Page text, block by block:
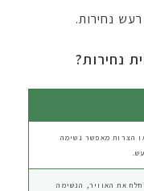
נחירות.
נחירות?
הצרות מאפשר נשימה
את האוויר, הנשימה